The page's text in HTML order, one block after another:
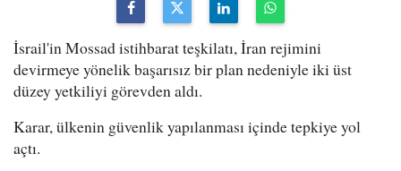
İsrail'in Mossad istihbarat teşkilatı, İran rejimini
devirmeye yönelik başarısız bir plan nedeniyle iki üst
düzey yetkiliyi görevden aldı.
Karar, ülkenin güvenlik yapılanması içinde tepkiye yol
açtı.